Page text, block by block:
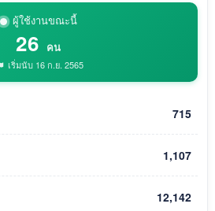
ผู้ใช้งานขณะนี้
26 คน
เริ่มนับ 16 ก.ย. 2565
715
1,107
12,142